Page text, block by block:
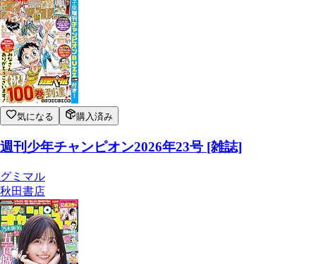
気になる 購入済み
週刊少年チャンピオン2026年23号 [雑誌]
グミマル
秋田書店